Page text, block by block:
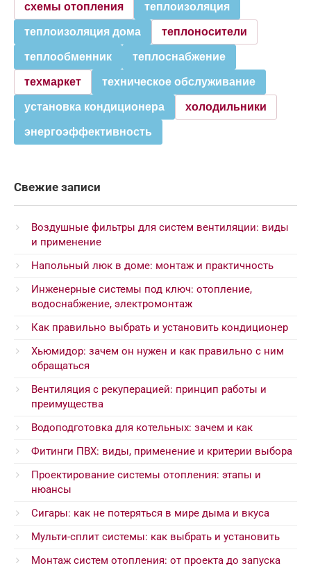
схемы отопления теплоизоляция
теплоизоляция дома теплоносители
теплообменник теплоснабжение
техмаркет техническое обслуживание
установка кондиционера холодильники
энергоэффективность
Свежие записи
Воздушные фильтры для систем вентиляции: виды
и применение
Напольный люк в доме: монтаж и практичность
Инженерные системы под ключ: отопление,
водоснабжение, электромонтаж
Как правильно выбрать и установить кондиционер
Хьюмидор: зачем он нужен и как правильно с ним
обращаться
Вентиляция с рекуперацией: принцип работы и
преимущества
Водоподготовка для котельных: зачем и как
Фитинги ПВХ: виды, применение и критерии выбора
Проектирование системы отопления: этапы и
нюансы
Сигары: как не потеряться в мире дыма и вкуса
Мульти-сплит системы: как выбрать и установить
Монтаж систем отопления: от проекта до запуска